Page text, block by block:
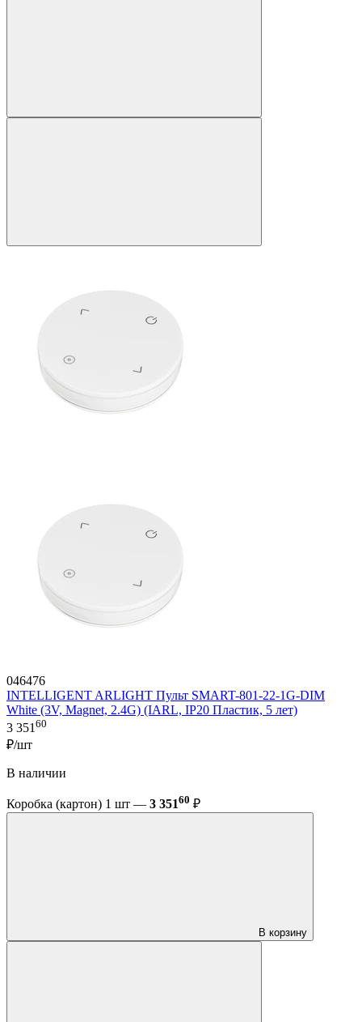
046476
INTELLIGENT ARLIGHT Пульт SMART-801-22-1G-DIM
White (3V, Magnet, 2.4G) (IARL, IP20 Пластик, 5 лет)
3 351 60
₽/шт
В наличии
Коробка (картон) 1 шт — 3 35160 ₽
В корзину